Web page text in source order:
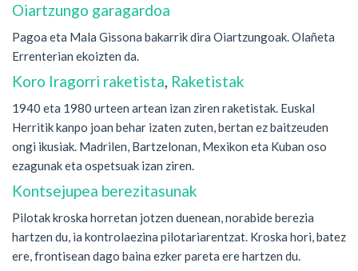
Oiartzungo garagardoa
Pagoa eta Mala Gissona bakarrik dira Oiartzungoak. Olañeta
Errenterian ekoizten da.
Koro Iragorri raketista, Raketistak
1940 eta 1980 urteen artean izan ziren raketistak. Euskal
Herritik kanpo joan behar izaten zuten, bertan ez baitzeuden
ongi ikusiak. Madrilen, Bartzelonan, Mexikon eta Kuban oso
ezagunak eta ospetsuak izan ziren.
Kontsejupea berezitasunak
Pilotak kroska horretan jotzen duenean, norabide berezia
hartzen du, ia kontrolaezina pilotariarentzat. Kroska hori, batez
ere, frontisean dago baina ezker pareta ere hartzen du.